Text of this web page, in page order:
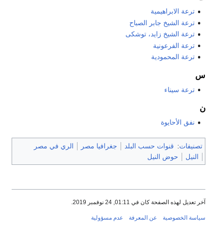
ترعة الابراهيمية
ترعة الشيخ جابر الصباح
ترعة الشيخ زايد، توشكى
ترعة الفرعونية
ترعة المحمودية
س
ترعة سيناء
ن
نفق الأحايوة
تصنيفات: قنوات حسب البلد جغرافيا مصر
الري في مصر
النيل
حوض النيل
آخر تعديل لهذه الصفحة كان في 01:11, 24 نوفمبر 2019.
سياسة الخصوصية عن المعرفة عدم مسؤولية